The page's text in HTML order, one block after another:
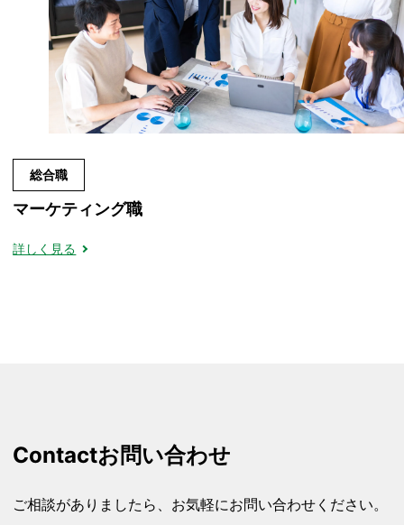
総合職
マーケティング職
詳しく見る
Contactお問い合わせ
ご相談がありましたら、お気軽にお問い合わせください。